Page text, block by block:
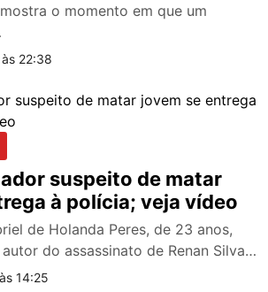
o momento em que um
22:38
suspeito de matar
à polícia; veja vídeo
de Holanda Peres, de 23 anos,
do assassinato de Renan Silva…
14:25